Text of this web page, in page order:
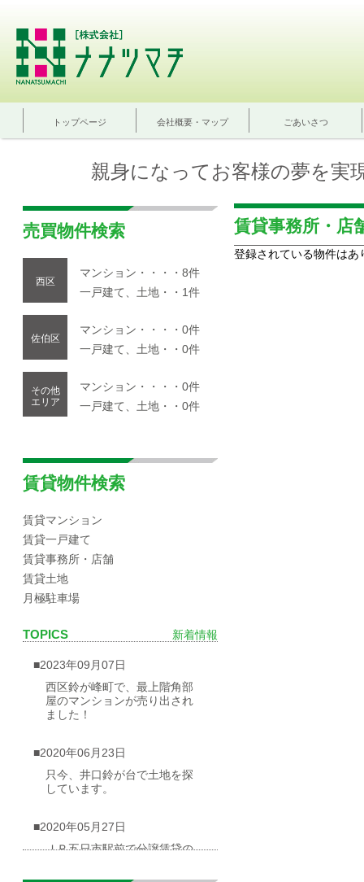
トップページ 会社概要・マップ ごあいさつ
親身になってお客様の夢を実
売買物件検索
西区
マンション・・・・8件
一戸建て、土地・・1件
佐伯区
マンション・・・・0件
一戸建て、土地・・0件
その他
エリア
マンション・・・・0件
一戸建て、土地・・0件
賃貸物件検索
賃貸マンション
賃貸一戸建て
賃貸事務所・店舗
賃貸土地
月極駐車場
TOPICS 新着情報
■2023年09月07日
西区鈴が峰町で、最上階角部
屋のマンションが売り出され
ました！
■2020年06月23日
只今、井口鈴が台で土地を探
しています。
■2020年05月27日
ＪＲ五日市駅前で分譲賃貸の
賃貸事務所・店
登録されている物件はあ